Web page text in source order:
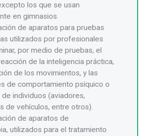
los que se usan
en gimnasios.
de aparatos para pruebas
utilizados por profesionales
por medio de pruebas, el
de la inteligencia práctica,
de los movimientos, y las
de comportamiento psíquico o
individuos (aviadores,
de vehículos, entre otros).
de aparatos de
utilizados para el tratamiento